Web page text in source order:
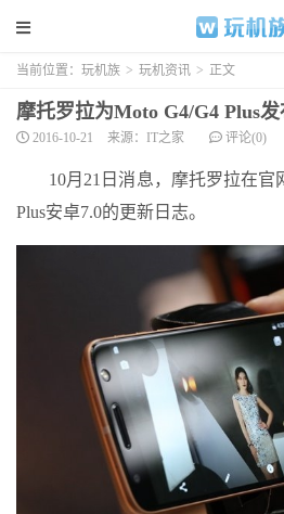
当前位置： 玩机族 > 玩机资讯 > 正文
摩托罗拉为Moto G4/G4 Plus
2016-10-21 来源：IT之家 评论(0)
10月21日消息，摩托罗拉在官
Plus安卓7.0的更新日志。